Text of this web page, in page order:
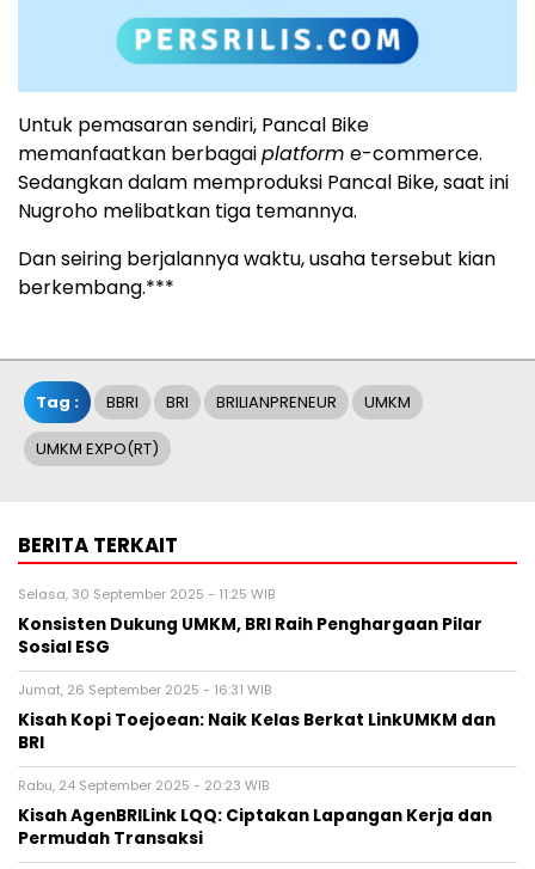
Untuk pemasaran sendiri, Pancal Bike
memanfaatkan berbagaiplatform e-commerce.
Sedangkan dalam memproduksi Pancal Bike, saat ini
Nugroho melibatkan tiga temannya.
Dan seiring berjalannya waktu, usaha tersebut kian
berkembang.***
Tag : BBRI BRI BRILIANPRENEUR UMKM
UMKM EXPO(RT)
BERITA TERKAIT
Selasa, 30 September 2025 - 11:25 WIB
Konsisten Dukung UMKM, BRI Raih Penghargaan Pilar
Sosial ESG
Jumat, 26 September 2025 - 16:31 WIB
Kisah Kopi Toejoean: Naik Kelas Berkat LinkUMKM dan
BRI
Rabu, 24 September 2025 - 20:23 WIB
Kisah AgenBRILink LQQ: Ciptakan Lapangan Kerja dan
Permudah Transaksi